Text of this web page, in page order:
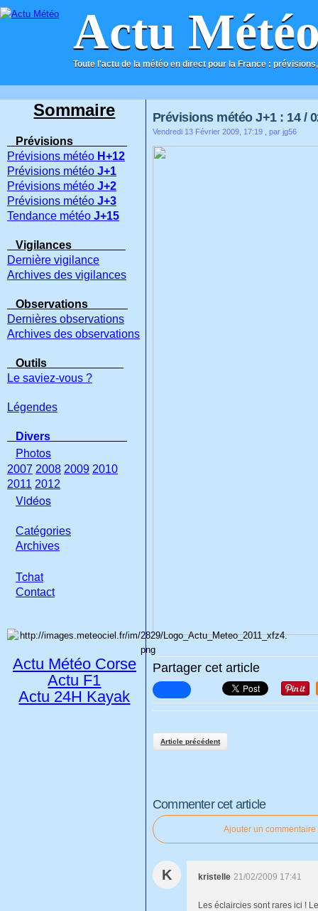
Actu
Toute l'actu de la météo en direct pour la France :
ACCUEIL CONTACT
Prévisions météo J+1 : 14 /
Vendredi 13 Février 2009, 17:19 , par jg56
Partager cet article
Article précédent
Commenter cet article
Ajouter un commentaire
K kristelle 21/02/2009 17:41
Les éclaircies sont rares ici !
Sommaire
Prévisions
Prévisions météo H+12
Prévisions météo J+1
Prévisions météo J+2
Prévisions météo J+3
Tendance météo J+15
Vigilances
Dernière vigilance
Archives des vigilances
Observations
Dernières observations
Archives des observations
Outils
Le saviez-vous ?
Légendes
Divers
Photos
2007 2008 2009 2010
2011 2012
Vidéos
Catégories
Archives
Tchat
Contact
Actu Météo Corse
Actu F1
Actu 24H Kayak